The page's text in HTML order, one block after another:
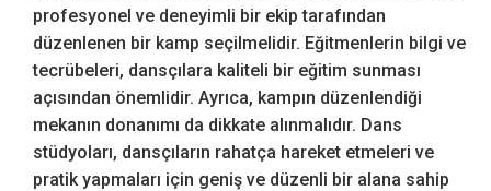
profesyonel ve deneyimli bir ekip tarafından
düzenlenen bir kamp seçilmelidir. Eğitmenlerin bilgi ve
tecrübeleri, dansçılara kaliteli bir eğitim sunması
açısından önemlidir. Ayrıca, kampın düzenlendiği
mekanın donanımı da dikkate alınmalıdır. Dans
stüdyoları, dansçıların rahatça hareket etmeleri ve
pratik yapmaları için geniş ve düzenli bir alana sahip